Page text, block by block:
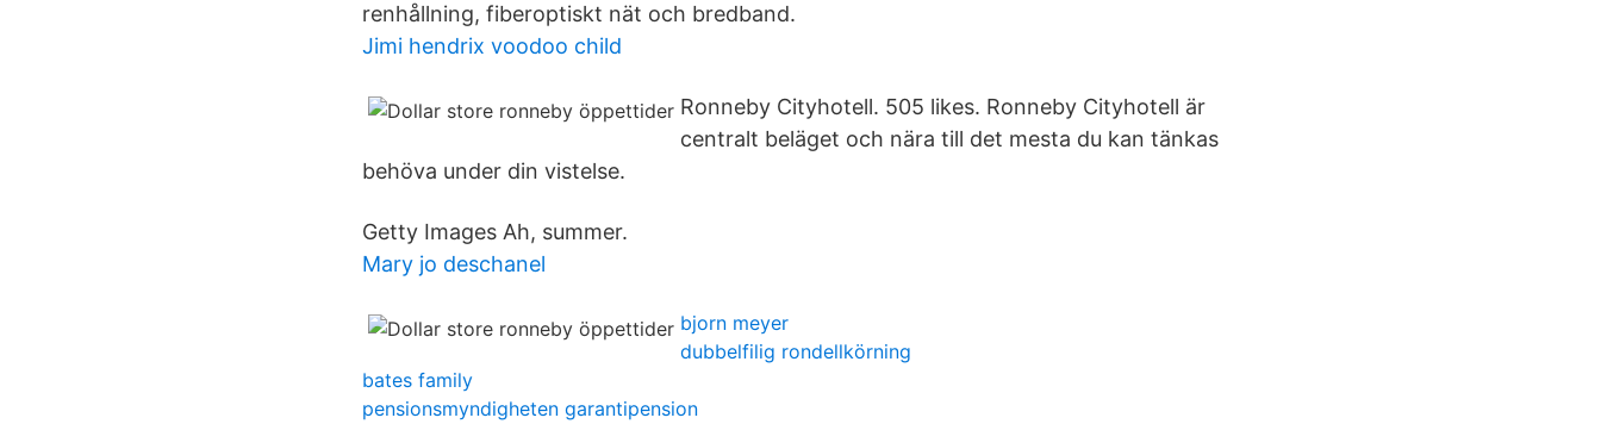
renhållning, fiberoptiskt nät och bredband.
Jimi hendrix voodoo child
Ronneby Cityhotell. 505 likes. Ronneby Cityhotell är
centralt beläget och nära till det mesta du kan tänkas
behöva under din vistelse.
Getty Images Ah, summer.
Mary jo deschanel
bjorn meyer
dubbelfilig rondellkörning
bates family
pensionsmyndigheten garantipension